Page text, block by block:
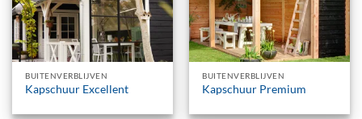
BUITENVERBLIJVEN
Kapschuur Excellent
BUITENVERBLIJVEN
Kapschuur Premium